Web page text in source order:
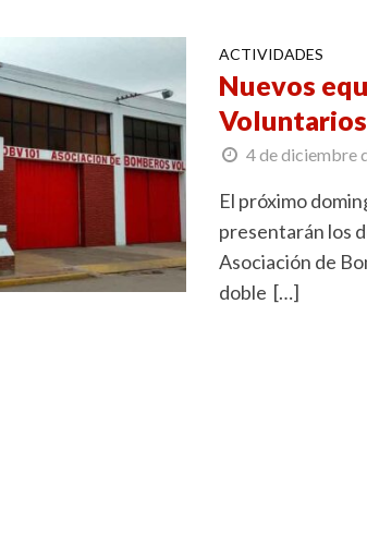
ACTIVIDADES
Nuevos
4 de diciembre
El próximo
presentarán los
Asociación de
doble […]